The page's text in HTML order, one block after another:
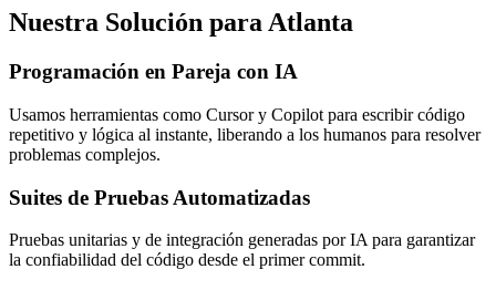
Nuestra Solución para Atlanta
Programación en Pareja con IA
Usamos herramientas como Cursor y Copilot para escribir código
repetitivo y lógica al instante, liberando a los humanos para resolver
problemas complejos.
Suites de Pruebas Automatizadas
Pruebas unitarias y de integración generadas por IA para garantizar
la confiabilidad del código desde el primer commit.